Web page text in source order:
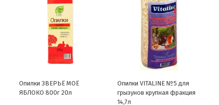
Опилки ЗВЕРЬЁ МОЁ
ЯБЛОКО 800г 20л
Опилки VITALINE №5 для
грызунов крупная фракция
14,7л